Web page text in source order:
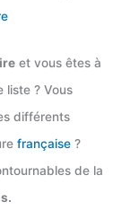
et vous êtes à
liste ? Vous
différents
française ?
de la